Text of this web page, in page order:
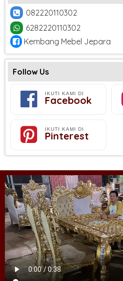
082220110302
6282220110302
Kembang Mebel Jepara
Follow Us
IKUTI KAMI DI
Facebook
IKUTI KAMI DI
Pinterest